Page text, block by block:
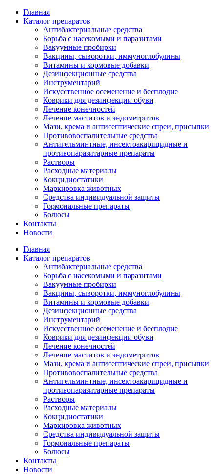
Главная
Каталог препаратов
Антибактериальные средства
Борьба с насекомыми и паразитами
Вакуумные пробирки
Вакцины, сыворотки, иммуноглобулины
Витамины и кормовые добавки
Дезинфекционные средства
Инструментарий
Искусственное осеменение и бесплодие
Коврики для дезинфекции обуви
Лечение конечностей
Лечение маститов и эндометритов
Мази, крема и антисептические спреи, присыпки
Противовоспалительные средства
Антигельминтные, инсектоакарицидные и
противопаразитарные препараты
Растворы
Расходные материалы
Кокцидиостатики
Маркировка животных
Средства индивидуальной защиты
Гормональные препараты
Болюсы
Контакты
Новости
Главная
Каталог препаратов
Антибактериальные средства
Борьба с насекомыми и паразитами
Вакуумные пробирки
Вакцины, сыворотки, иммуноглобулины
Витамины и кормовые добавки
Дезинфекционные средства
Инструментарий
Искусственное осеменение и бесплодие
Коврики для дезинфекции обуви
Лечение конечностей
Лечение маститов и эндометритов
Мази, крема и антисептические спреи, присыпки
Противовоспалительные средства
Антигельминтные, инсектоакарицидные и
противопаразитарные препараты
Растворы
Расходные материалы
Кокцидиостатики
Маркировка животных
Средства индивидуальной защиты
Гормональные препараты
Болюсы
Контакты
Новости